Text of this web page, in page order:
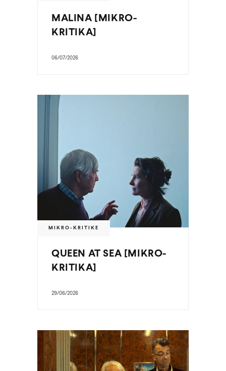
MALINA [MIKRO-
KRITIKA]
06/07/2026
MIKRO-KRITIKE
QUEEN AT SEA [MIKRO-
KRITIKA]
29/06/2026